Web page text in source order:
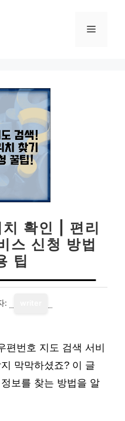
메
확인 | 편리
스 신청 방법
팁
:
편번호 지도 검색 서비
막막하셨죠? 이 글
보를 찾는 방법을 알